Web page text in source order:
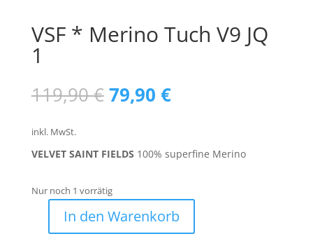
VSF * Merino Tuch V9 JQ
1
119,90€ Ursprünglicher
Preis
79,90 €Aktueller
Preis
inkl. MwSt.
VELVET SAINT FIELDS 100% superfine Merino
Nur noch 1 vorrätig
In den Warenkorb